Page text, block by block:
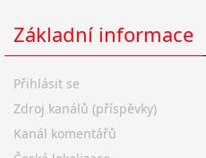
Základní informace
Přihlásit se
Zdroj kanálů (příspěvky)
Kanál komentářů